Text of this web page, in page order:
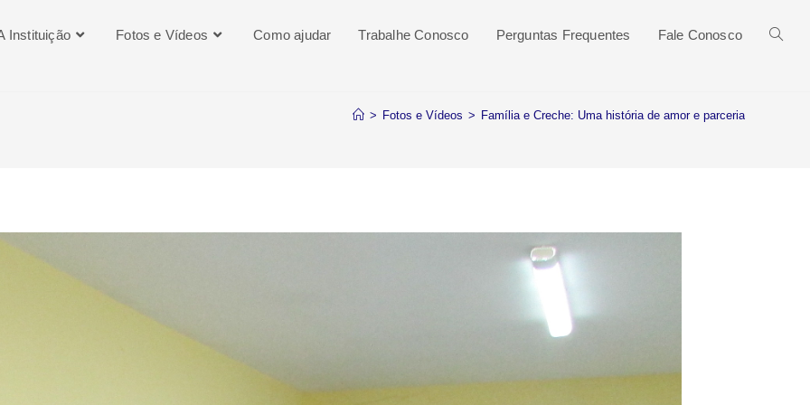
Instituição Fotos e Vídeos Como ajudar Trabalhe Conosco Perguntas Frequentes Fale Conosco
> Fotos e Vídeos > Família e Creche: Uma história de amor e parceria